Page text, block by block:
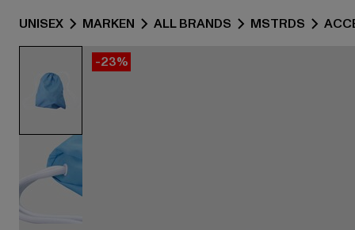
UNISEX MARKEN ALL BRANDS MSTRDS
-23%